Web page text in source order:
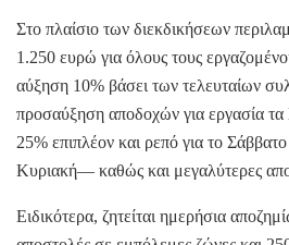
Στο πλαίσιο των διεκδικήσεων
1.250 ευρώ για όλους τους
αύξηση 10% βάσει των τελευταίων
προσαύξηση αποδοχών για εργασία
25% επιπλέον και ρεπό για το
Κυριακή— καθώς και μεγαλύτερες
Ειδικότερα, ζητείται ημερήσια